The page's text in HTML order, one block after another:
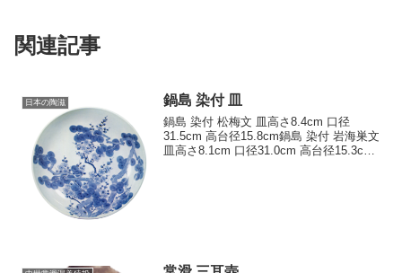
関連記事
日本の陶滋 鍋島 染付 皿
鍋島 染付 松梅文 皿高さ8.4cm 口径
31.5cm 高台径15.8cm鍋島 染付 岩海巣文
皿高さ8.1cm 口径31.0cm 高台径15.3cm